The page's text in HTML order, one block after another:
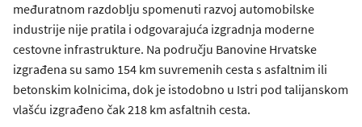
međuratnom razdoblju spomenuti razvoj automobilske
industrije nije pratila i odgovarajuća izgradnja moderne
cestovne infrastrukture. Na području Banovine Hrvatske
izgrađena su samo 154 km suvremenih cesta s asfaltnim ili
betonskim kolnicima, dok je istodobno u Istri pod talijanskom
vlašću izgrađeno čak 218 km asfaltnih cesta.